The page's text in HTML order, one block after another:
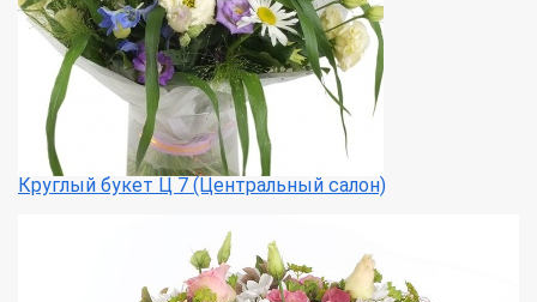
Круглый букет Ц 7 (Центральный салон)